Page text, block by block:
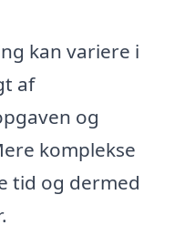
kan variere i
af
og
komplekse
tid og dermed